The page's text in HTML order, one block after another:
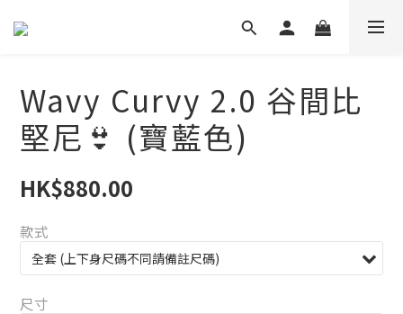
Wavy Curvy 2.0 谷間比
堅尼👙 (寶藍色)
HK$880.00
款式
尺寸